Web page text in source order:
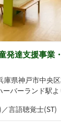
発達支援事業
言語聴覚士(ST)